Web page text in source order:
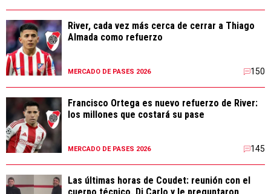
River, cada vez más cerca de cerrar a Thiago
Almada como refuerzo
MERCADO DE PASES 2026 150
Francisco Ortega es nuevo refuerzo de River:
los millones que costará su pase
MERCADO DE PASES 2026 145
Las últimas horas de Coudet: reunión con el